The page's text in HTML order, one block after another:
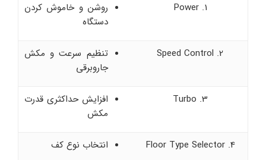
1. Power
روشن و خاموش کردن
دستگاه
2. Speed Control
تنظیم سرعت و مکش
جاروبرقی
3. Turbo
افزایش حداکثری قدرت
مکش
4. Floor Type Selector انتخاب نوع کف